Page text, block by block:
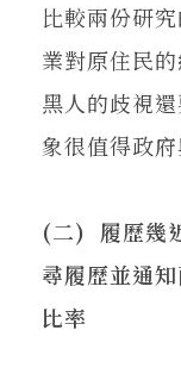
比較兩份研
業對原住民
黑人的歧視
象很值得政
(二) 履歷幾
尋履歷並通
比率